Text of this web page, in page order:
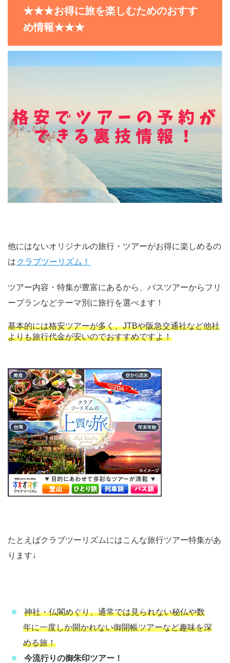
★★★お得に旅を楽しむためのおすす
め情報★★★
他にはないオリジナルの旅行・ツアーがお得に楽しめるの
は クラブツーリズム！
ツアー内容・特集が豊富にあるから、バスツアーからフリ
ープランなどテーマ別に旅行を選べます！
基本的には格安ツアーが多く、JTBや阪急交通社など他社
よりも旅行代金が安いのでおすすめですよ！
たとえばクラブツーリズムにはこんな旅行ツアー特集があ
ります↓
神社・仏閣めぐり、通常では見られない秘仏や数
年に一度しか開かれない御開帳ツアーなど趣味を深
める旅！
今流行りの御朱印ツアー！